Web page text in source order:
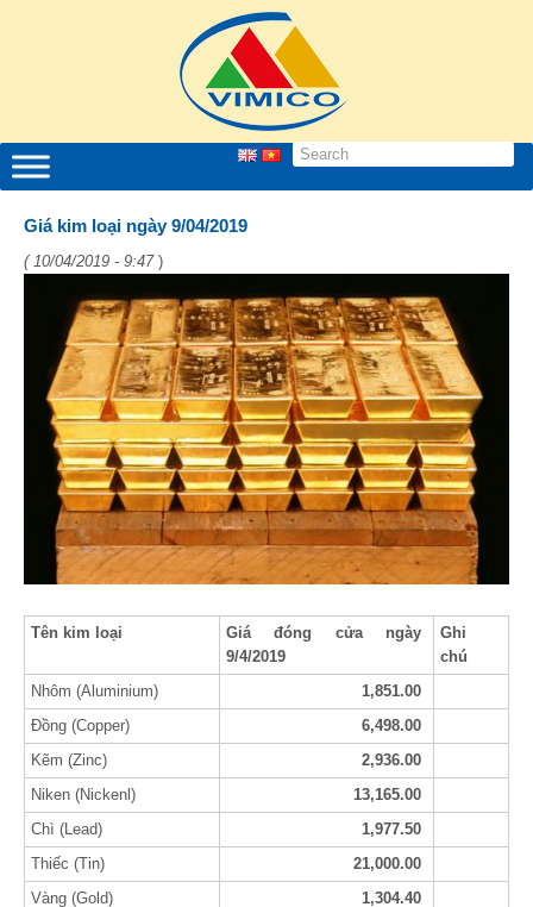
Giá kim loại ngày 9/04/2019
( 10/04/2019 - 9:47)
Tên kim loại
Giá đóng cửa ngày
9/4/2019
Ghi
chú
Nhôm (Aluminium)
1,851.00
Đồng (Copper)
6,498.00
Kẽm (Zinc)
2,936.00
Niken (Nickenl)
13,165.00
Chì (Lead)
1,977.50
Thiếc (Tin)
21,000.00
Vàng (Gold)
1,304.40